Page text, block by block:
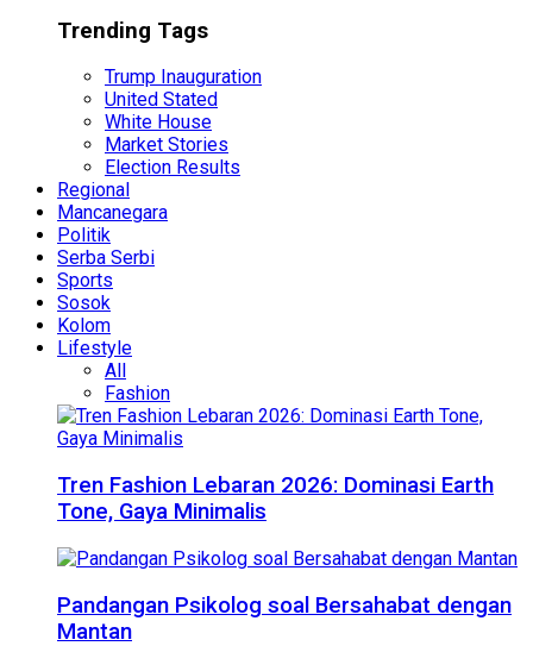
Trending Tags
Trump Inauguration
United Stated
White House
Market Stories
Election Results
Regional
Mancanegara
Politik
Serba Serbi
Sports
Sosok
Kolom
Lifestyle
All
Fashion
Tren Fashion Lebaran 2026: Dominasi Earth
Tone, Gaya Minimalis
Pandangan Psikolog soal Bersahabat dengan
Mantan